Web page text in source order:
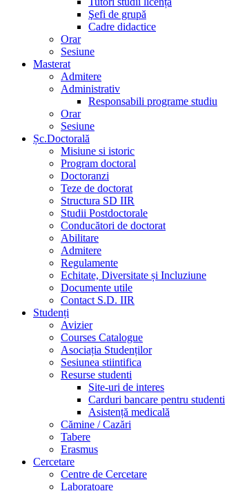
Şefi de grupă
Cadre didactice
Orar
Sesiune
Masterat
Admitere
Administrativ
Responsabili programe studiu
Orar
Sesiune
Șc.Doctorală
Misiune si istoric
Program doctoral
Doctoranzi
Teze de doctorat
Structura SD IIR
Studii Postdoctorale
Conducători de doctorat
Abilitare
Admitere
Regulamente
Echitate, Diversitate și Incluziune
Documente utile
Contact S.D. IIR
Studenți
Avizier
Courses Catalogue
Asociația Studenților
Sesiunea stiintifica
Resurse studenti
Site-uri de interes
Carduri bancare pentru studenti
Asistență medicală
Cămine / Cazări
Tabere
Erasmus
Cercetare
Centre de Cercetare
Laboratoare